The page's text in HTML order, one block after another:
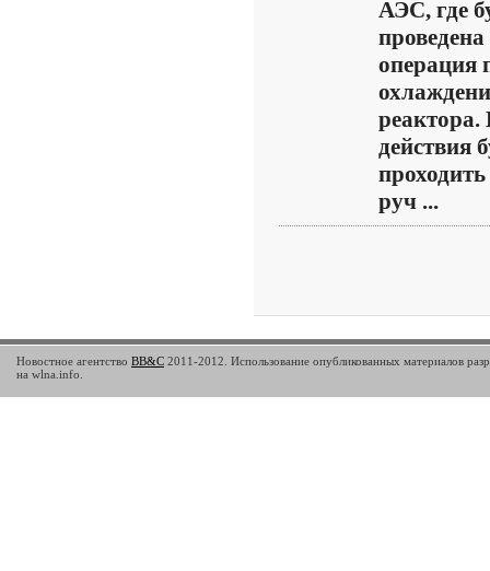
АЭС, где
проведена
операция
реактора.
действия
проходить
руч ...
Новостное агентство BB&C 2011-2012. Использование опубликованных материалов
на wlna.info.